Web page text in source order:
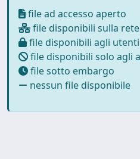
file ad accesso aperto
file disponibili sulla
file disponibili agli
file disponibili solo agli
file sotto embargo
nessun file disponibile